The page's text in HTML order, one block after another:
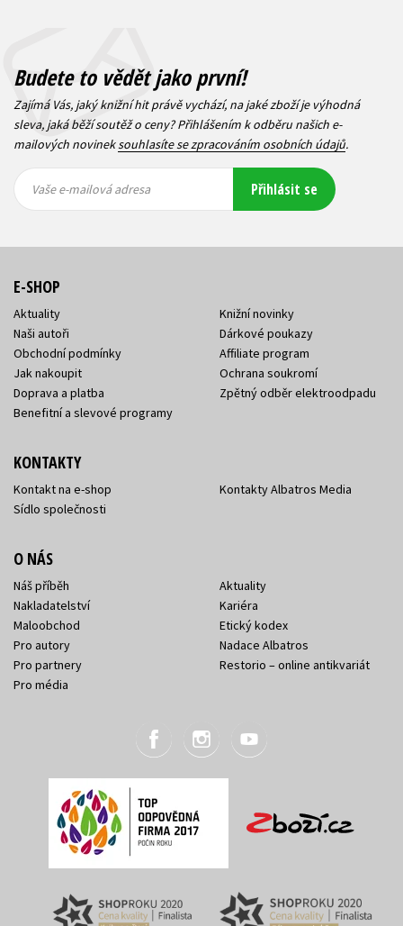
Budete to vědět jako první!
Zajímá Vás, jaký knižní hit právě vychází, na jaké zboží je výhodná
sleva, jaká běží soutěž o ceny? Přihlášením k odběru našich e-
mailových novineksouhlasíte se zpracováním osobních údajů.
mailová
mailová
Vaše e-mailová adresa Přihlásit se
E-SHOP
Aktuality
Naši autoři
Obchodní podmínky
Jak nakoupit
Doprava a platba
Benefitní a slevové programy
Knižní novinky
Dárkové poukazy
Affiliate program
Ochrana soukromí
Zpětný odběr elektroodpadu
KONTAKTY
Kontakt na e-shop
Sídlo společnosti
Kontakty Albatros Media
O NÁS
Náš příběh
Nakladatelství
Maloobchod
Pro autory
Pro partnery
Pro média
Aktuality
Kariéra
Etický kodex
Nadace Albatros
Restorio – online antikvariát